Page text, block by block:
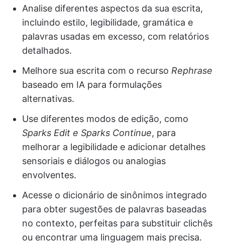
Analise diferentes aspectos da sua escrita,
incluindo estilo, legibilidade, gramática e
palavras usadas em excesso, com relatórios
detalhados.
Melhore sua escrita com o recurso Rephrase
baseado em IA para formulações
alternativas.
Use diferentes modos de edição, como
Sparks Edit e Sparks Continue, para
melhorar a legibilidade e adicionar detalhes
sensoriais e diálogos ou analogias
envolventes.
Acesse o dicionário de sinônimos integrado
para obter sugestões de palavras baseadas
no contexto, perfeitas para substituir clichês
ou encontrar uma linguagem mais precisa.